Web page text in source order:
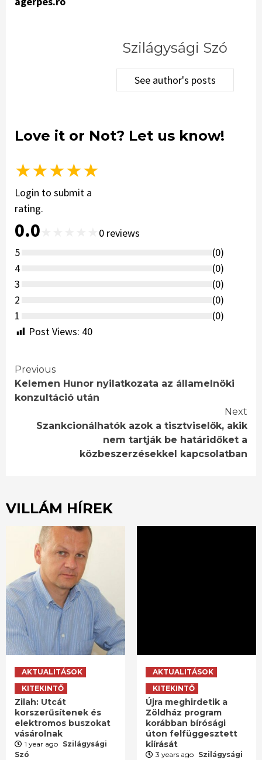
Szilágysági Szó
See author's posts
Love it or Not? Let us know!
★★★★★
Login to submit a
rating.
0.0 0 reviews
5
(0)
4
(0)
3
(0)
2
(0)
1
(0)
Post Views: 40
Continue
Reading
Previous
Kelemen Hunor nyilatkozata az államelnöki
konzultáció után
Next
Szankcionálhatók azok a tisztviselők, akik
nem tartják be határidőket a
közbeszerzésekkel kapcsolatban
VILLÁM HÍREK
AKTUALITÁSOK
KITEKINTŐ
Zilah: Utcát
korszerűsítenek és
elektromos buszokat
vásárolnak
1 year ago Szilágysági
Szó
AKTUALITÁSOK
KITEKINTŐ
Újra meghirdetik a
Zöldház program
korábban bírósági
úton felfüggesztett
kiírását
3 years ago Szilágysági